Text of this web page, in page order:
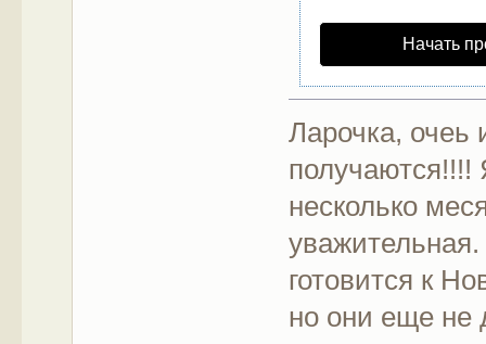
Начать
Ларочка,
получаются!!!!
несколько
готовится к
но они еще не